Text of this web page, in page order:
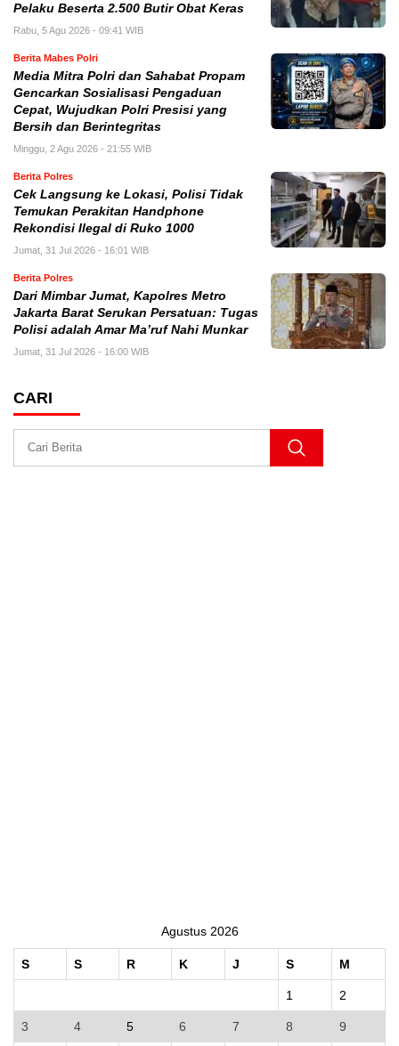
Pelaku Beserta 2.500 Butir Obat Keras
Rabu, 5 Agu 2026 - 09:41 WIB
Berita Mabes Polri
Media Mitra Polri dan Sahabat Propam
Gencarkan Sosialisasi Pengaduan
Cepat, Wujudkan Polri Presisi yang
Bersih dan Berintegritas
Minggu, 2 Agu 2026 - 21:55 WIB
Berita Polres
Cek Langsung ke Lokasi, Polisi Tidak
Temukan Perakitan Handphone
Rekondisi Ilegal di Ruko 1000
Jumat, 31 Jul 2026 - 16:01 WIB
Berita Polres
Dari Mimbar Jumat, Kapolres Metro
Jakarta Barat Serukan Persatuan: Tugas
Polisi adalah Amar Ma’ruf Nahi Munkar
Jumat, 31 Jul 2026 - 16:00 WIB
CARI
Agustus 2026
S S R K J S M
1 2
3 4 5 6 7 8 9